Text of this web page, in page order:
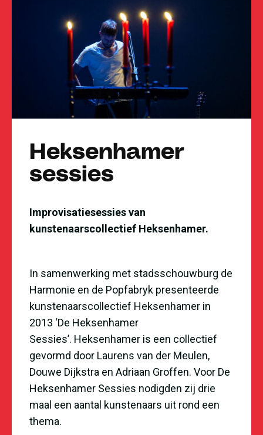
Heksenhamer
sessies
Improvisatiesessies van
kunstenaarscollectief Heksenhamer.
In samenwerking met stadsschouwburg de
Harmonie en de Popfabryk presenteerde
kunstenaarscollectief Heksenhamer in
2013 ‘De Heksenhamer
Sessies’. Heksenhamer is een collectief
gevormd door Laurens van der Meulen,
Douwe Dijkstra en Adriaan Groffen. Voor De
Heksenhamer Sessies nodigden zij drie
maal een aantal kunstenaars uit rond een
thema.